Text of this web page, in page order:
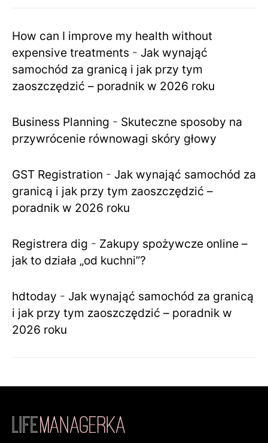
How can I improve my health without
expensive treatments - Jak wynająć
samochód za granicą i jak przy tym
zaoszczędzić – poradnik w 2026 roku
Business Planning - Skuteczne sposoby na
przywrócenie równowagi skóry głowy
GST Registration - Jak wynająć samochód za
granicą i jak przy tym zaoszczędzić –
poradnik w 2026 roku
Registrera dig - Zakupy spożywcze online –
jak to działa „od kuchni”?
hdtoday - Jak wynająć samochód za granicą
i jak przy tym zaoszczędzić – poradnik w
2026 roku